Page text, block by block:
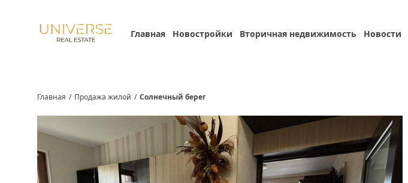
Главная Новостройки Вторичная недвижимость Новости
Главная / Продажа жилой / Солнечный берег